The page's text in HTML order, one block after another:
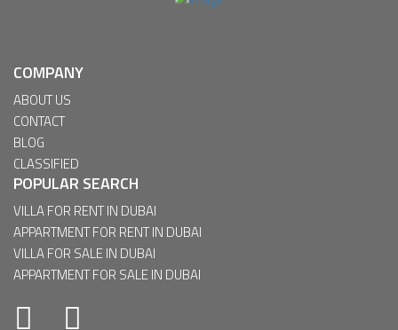
COMPANY
ABOUT US
CONTACT
BLOG
CLASSIFIED
POPULAR SEARCH
VILLA FOR RENT IN DUBAI
APPARTMENT FOR RENT IN DUBAI
VILLA FOR SALE IN DUBAI
APPARTMENT FOR SALE IN DUBAI
FacebookTwitter